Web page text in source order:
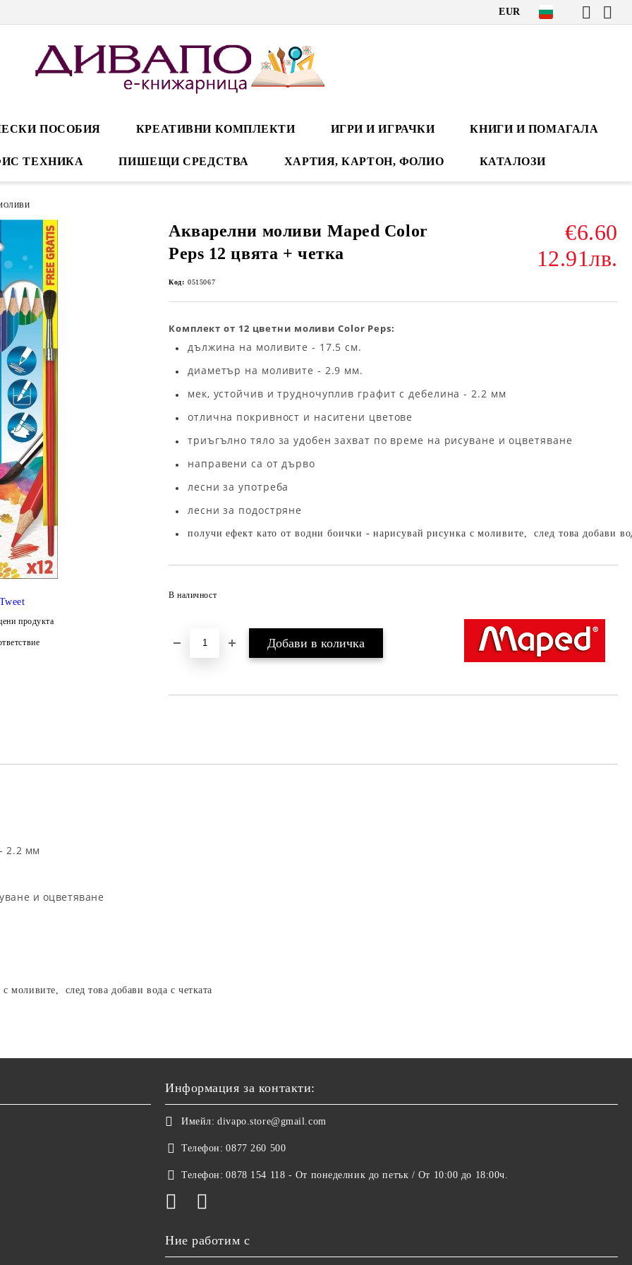
EUR
ПОСОБИЯ КРЕАТИВНИ КОМПЛЕКТИ ИГРИ И ИГРАЧКИ КНИГИ И ПОМАГАЛА
ТЕХНИКА ПИШЕЩИ СРЕДСТВА ХАРТИЯ, КАРТОН, ФОЛИО КАТАЛОЗИ
Акварелни моливи Maped Color
Peps 12 цвята + четка
€6.60
12.91лв.
Код: 0515067
Комплект от 12 цветни моливи Color Peps:
дължина на моливите - 17.5 см.
диаметър на моливите - 2.9 мм.
мек, устойчив и трудночуплив графит с дебелина - 2.2 мм
отлична покривност и наситени цветове
триъгълно тяло за удобен захват по време на рисуване и оцветяване
направени са от дърво
лесни за употреба
лесни за подостряне
получи ефект като от водни боички - нарисувай рисунка с моливите, след това добави
В наличност
Tweet
продукта
2.2 мм
и оцветяване
моливите, след това добави вода с четката
Информация за контакти:
Имейл: divapo.store@gmail.com
Телефон: 0877 260 500
Телефон: 0878 154 118 - От понеделник до петък / От 10:00 до 18:00ч.
Ние работим с